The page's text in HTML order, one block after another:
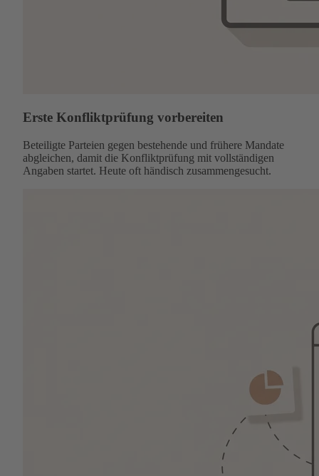
Erste Konfliktprüfung vorbereiten
Beteiligte Parteien gegen bestehende und frühere Mandate
abgleichen, damit die Konfliktprüfung mit vollständigen
Angaben startet. Heute oft händisch zusammengesucht.